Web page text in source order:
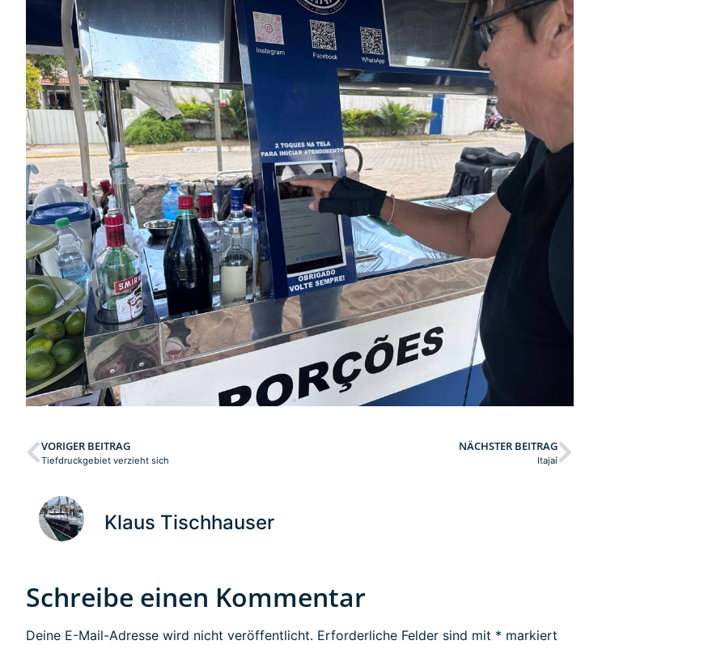
VORIGER BEITRAG
Tiefdruckgebiet verzieht sich
NÄCHSTER BEITRAG
Itajaí
Klaus Tischhauser
Schreibe einen Kommentar
Deine E-Mail-Adresse wird nicht veröffentlicht. Erforderliche Felder sind mit * markiert